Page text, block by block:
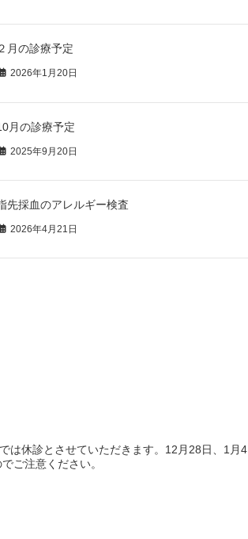
月の診療予定
2026年1月20日
月の診療予定
2025年9月20日
先採血のアレルギー検査
2026年4月21日
は休診とさせていただきます。12月28日、1月4
ご注意ください。